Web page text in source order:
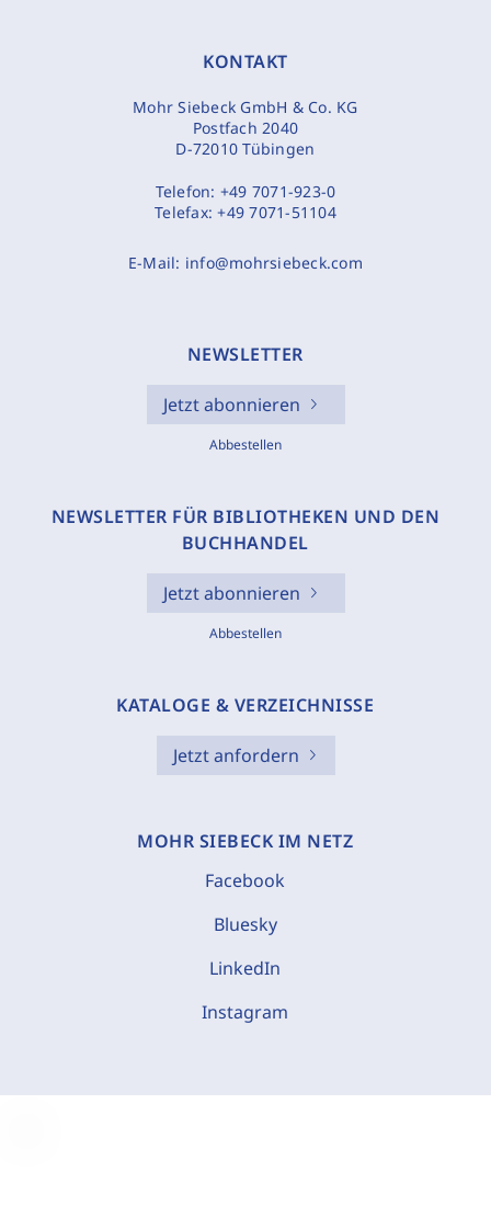
KONTAKT
Mohr Siebeck GmbH & Co. KG
Postfach 2040
D-72010 Tübingen
Telefon: +49 7071-923-0
Telefax:+49 7071-51104
E-Mail: info@mohrsiebeck.com
NEWSLETTER
Jetzt abonnieren
Abbestellen
NEWSLETTER FÜR BIBLIOTHEKEN UND DEN
BUCHHANDEL
Jetzt abonnieren
Abbestellen
KATALOGE & VERZEICHNISSE
Jetzt anfordern
MOHR SIEBECK IM NETZ
Facebook
Bluesky
LinkedIn
Instagram